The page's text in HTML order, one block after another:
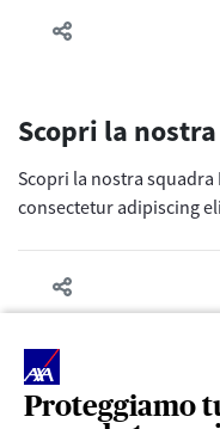
Proteggiamo
Scopri la
Scopri la nostra
consectetur adipiscing